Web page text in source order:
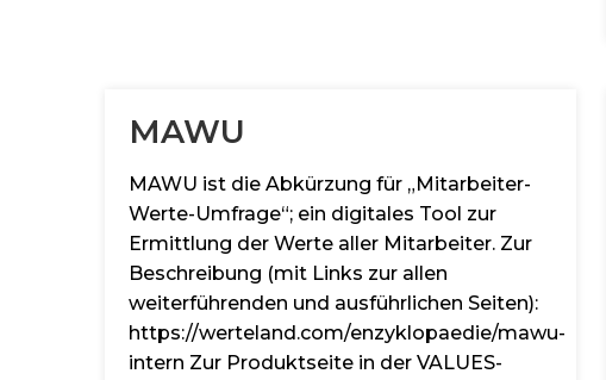
MAWU
MAWU ist die Abkürzung für „Mitarbeiter-
Werte-Umfrage“; ein digitales Tool zur
Ermittlung der Werte aller Mitarbeiter. Zur
Beschreibung (mit Links zur allen
weiterführenden und ausführlichen Seiten):
https://werteland.com/enzyklopaedie/mawu-
intern Zur Produktseite in der VALUES-